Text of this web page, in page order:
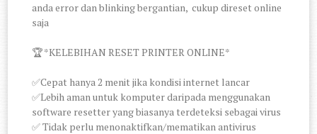
anda error dan blinking bergantian, cukup direset online
saja
🏆 *KELEBIHAN RESET PRINTER ONLINE*
✅Cepat hanya 2 menit jika kondisi internet lancar
✅Lebih aman untuk komputer daripada menggunakan
software resetter yang biasanya terdeteksi sebagai virus
✅ Tidak perlu menonaktifkan/mematikan antivirus